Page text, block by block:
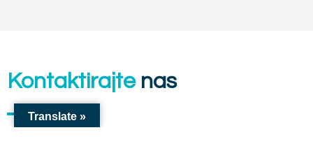
Kontaktirajtenas
Translate »